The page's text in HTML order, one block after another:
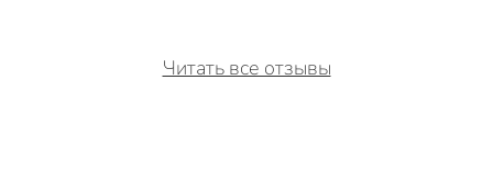
Читать все отзывы